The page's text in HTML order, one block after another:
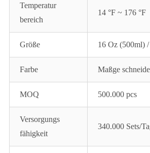
Temperatur
bereich
14 °F ~ 176 °F
Größe 16 Oz (500ml)
Farbe Maßge
MOQ 500.000 pcs
Versorgungs
fähigkeit
340.000 Sets/